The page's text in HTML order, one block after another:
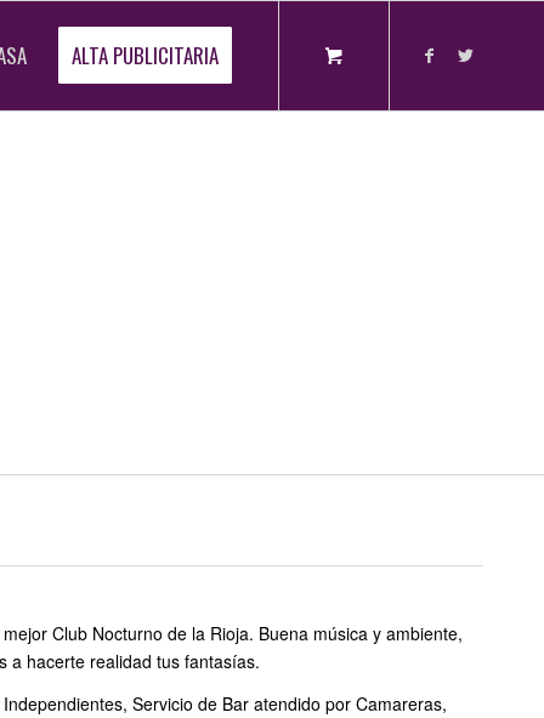
ALTA PUBLICITARIA
Club Nocturno de la Rioja. Buena música y ambiente,
a hacerte realidad tus fantasías.
Servicio de Bar atendido por Camareras,